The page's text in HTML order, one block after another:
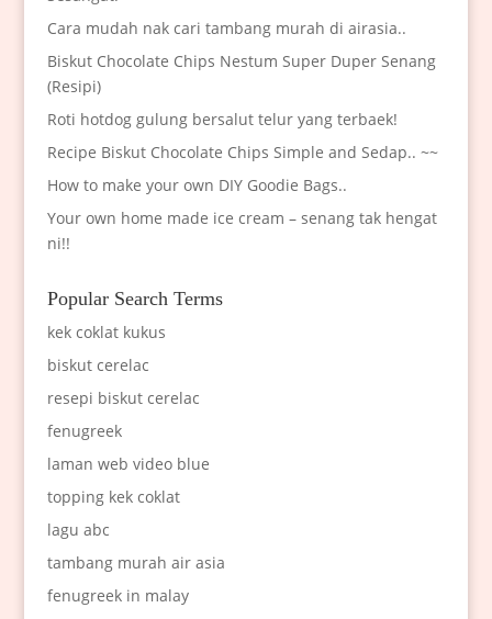
Cara mudah nak cari tambang murah di airasia..
Biskut Chocolate Chips Nestum Super Duper Senang
(Resipi)
Roti hotdog gulung bersalut telur yang terbaek!
Recipe Biskut Chocolate Chips Simple and Sedap.. ~~
How to make your own DIY Goodie Bags..
Your own home made ice cream – senang tak hengat
ni!!
Popular Search Terms
kek coklat kukus
biskut cerelac
resepi biskut cerelac
fenugreek
laman web video blue
topping kek coklat
lagu abc
tambang murah air asia
fenugreek in malay